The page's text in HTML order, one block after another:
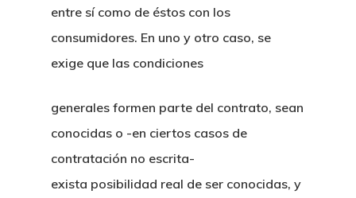
entre sí como de éstos con los
consumidores. En uno y otro caso, se
exige que las condiciones
generales formen parte del contrato, sean
conocidas o -en ciertos casos de
contratación no escrita-
exista posibilidad real de ser conocidas, y